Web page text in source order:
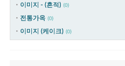
이미지 - (흔적) (0)
전통가옥 (0)
이미지 (케이크) (0)